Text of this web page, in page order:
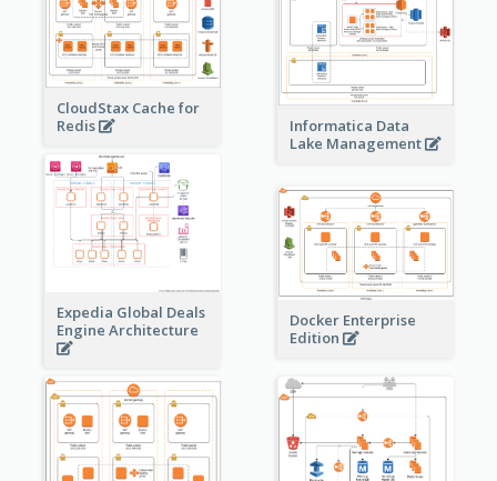
Informatica Data
Lake Management
CloudStax Cache for
Redis
Expedia Global Deals
Engine Architecture
Docker Enterprise
Edition